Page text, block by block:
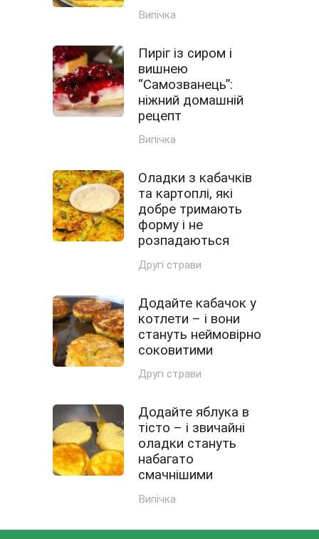
Випічка
Пиріг із сиром і
вишнею
“Самозванець”:
ніжний домашній
рецепт
Випічка
Оладки з кабачків
та картоплі, які
добре тримають
форму і не
розпадаються
Другі страви
Додайте кабачок у
котлети – і вони
стануть неймовірно
соковитими
Другі страви
Додайте яблука в
тісто – і звичайні
оладки стануть
набагато
смачнішими
Випічка